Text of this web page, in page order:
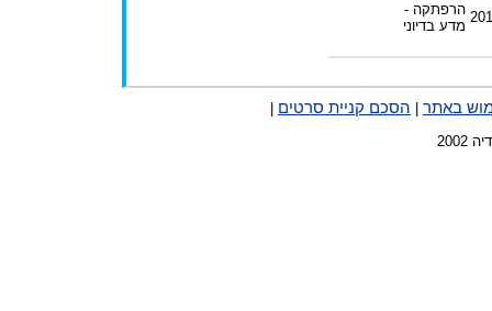
הרפתקה -
מדע בדיוני
באתר הסכם קניית סרטים